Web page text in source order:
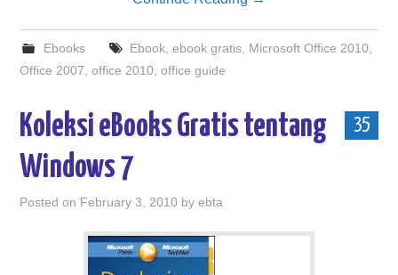
Ebooks Ebook, ebook gratis, Microsoft Office 2010
Office 2007 ,office 2010 ,office guide
35
Koleksi eBooks Gratis tentang
Windows 7
Posted on February 3, 2010 byebta